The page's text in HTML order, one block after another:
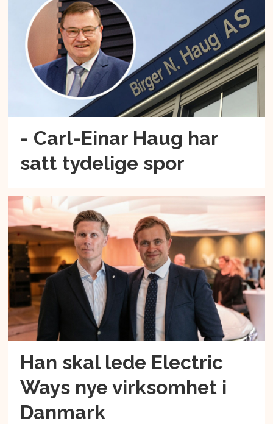
- Carl-Einar Haug har
satt tydelige spor
Han skal lede Electric
Ways nye virksomhet i
Danmark